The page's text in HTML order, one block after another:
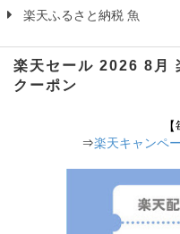
楽天ふるさと納税 魚
楽天セール 2026 8月
クーポン
⇒楽天キャンペ